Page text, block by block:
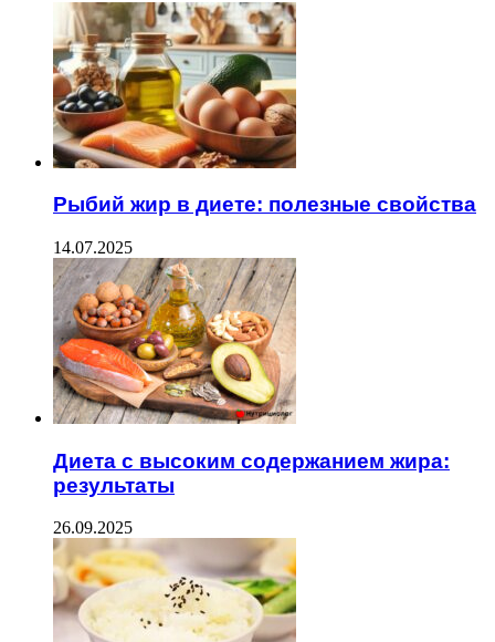
Рыбий жир в диете: полезные свойства
14.07.2025
Диета с высоким содержанием жира:
результаты
26.09.2025